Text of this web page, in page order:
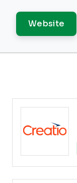
Website